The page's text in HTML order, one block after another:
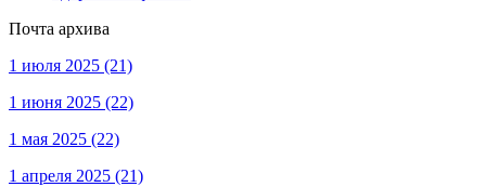
Почта архива
1 июля 2025 (21)
1 июня 2025 (22)
1 мая 2025 (22)
1 апреля 2025 (21)